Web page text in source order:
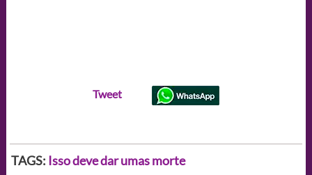
Tweet
TAGS: Isso deve dar umas morte